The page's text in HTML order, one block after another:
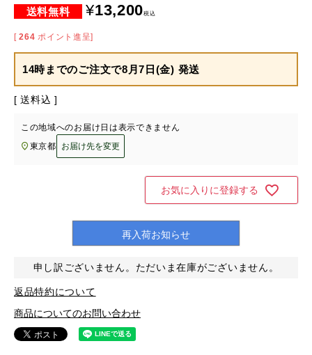
¥13,200税込
[ 264 ポイント進呈]
14時までのご注文で8月7日(金) 発送
送料込
この地域へのお届け日は表示できません
東京都
お届け先を変更
お気に入りに登録する
再入荷お知らせ
申し訳ございません。ただいま在庫がございません。
返品特約について
商品についてのお問い合わせ